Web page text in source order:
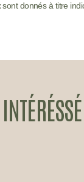
sont donnés à titre